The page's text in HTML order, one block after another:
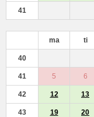
41
ma ti
40
41 5 6
42 12 13
43 19 20